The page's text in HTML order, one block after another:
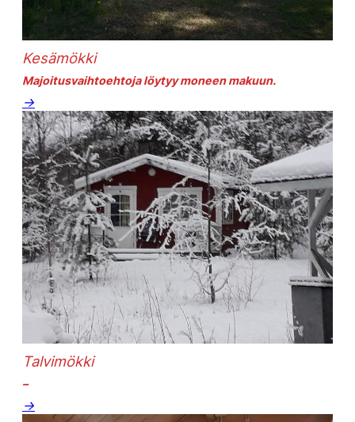
Kesämökki
Majoitusvaihtoehtoja löytyy moneen makuun.
→
Talvimökki
–
→